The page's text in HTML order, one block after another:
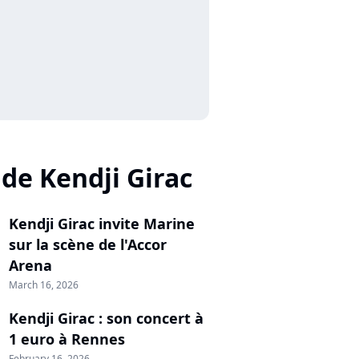
Kendji Girac
Kendji Girac invite Marine
sur la scène de l'Accor
Arena
March 16, 2026
Kendji Girac : son concert à
1 euro à Rennes